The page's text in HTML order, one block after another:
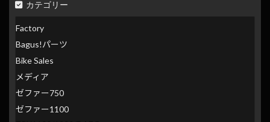
カテゴリー
Factory
Bagus!パーツ
Bike Sales
メディア
ゼファー750
ゼファー1100